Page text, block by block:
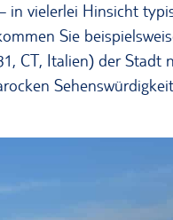
in vielerlei Hinsicht
Sie
CT, Italien) der Stadt